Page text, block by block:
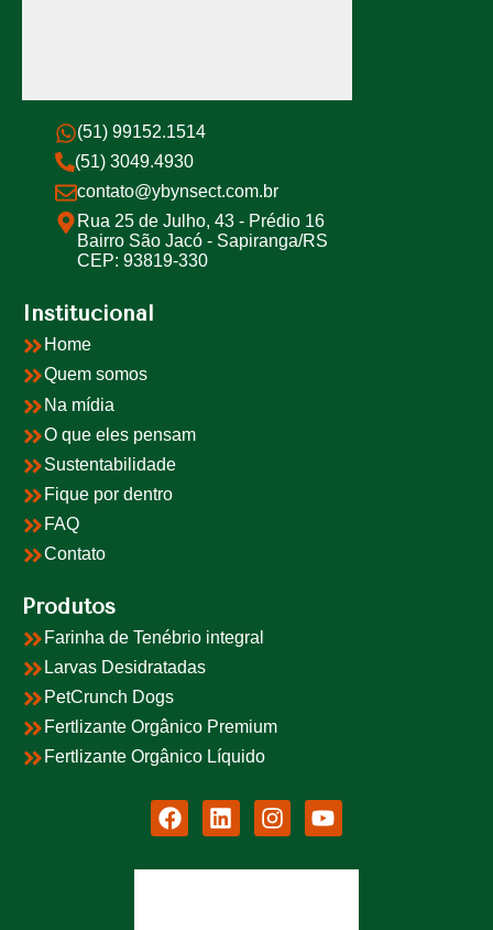
(51) 99152.1514
(51) 3049.4930
contato@ybynsect.com.br
Rua 25 de Julho, 43 - Prédio 16
Bairro São Jacó - Sapiranga/RS
CEP: 93819-330
Institucional
Home
Quem somos
Na mídia
O que eles pensam
Sustentabilidade
Fique por dentro
FAQ
Contato
Produtos
Farinha de Tenébrio integral
Larvas Desidratadas
PetCrunch Dogs
Fertlizante Orgânico Premium
Fertlizante Orgânico Líquido